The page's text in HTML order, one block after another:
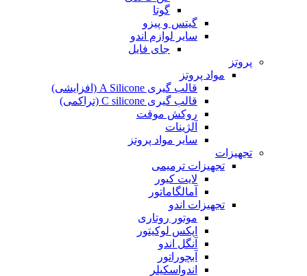
گوتا
گیتس و پیزو
سایر لوازم اندو
جای فایل
پروتز
مواد پروتز
قالب گیری A Silicone (افزایشی)
قالب گیری C silicone (تراکمی)
روکش موقت
آلژینات
سایر مواد پروتز
تجهیزات
تجهیزات ترمیمی
لایت کیور
آمالگاماتور
تجهیزات اندو
موتور روتاری
اپکس لوکیتور
آنگل اندو
آبچوراتور
اندواسکیلر